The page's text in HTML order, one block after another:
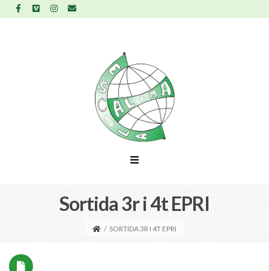
Sortida 3r i 4t EPRI
/ SORTIDA 3R I 4T EPRI